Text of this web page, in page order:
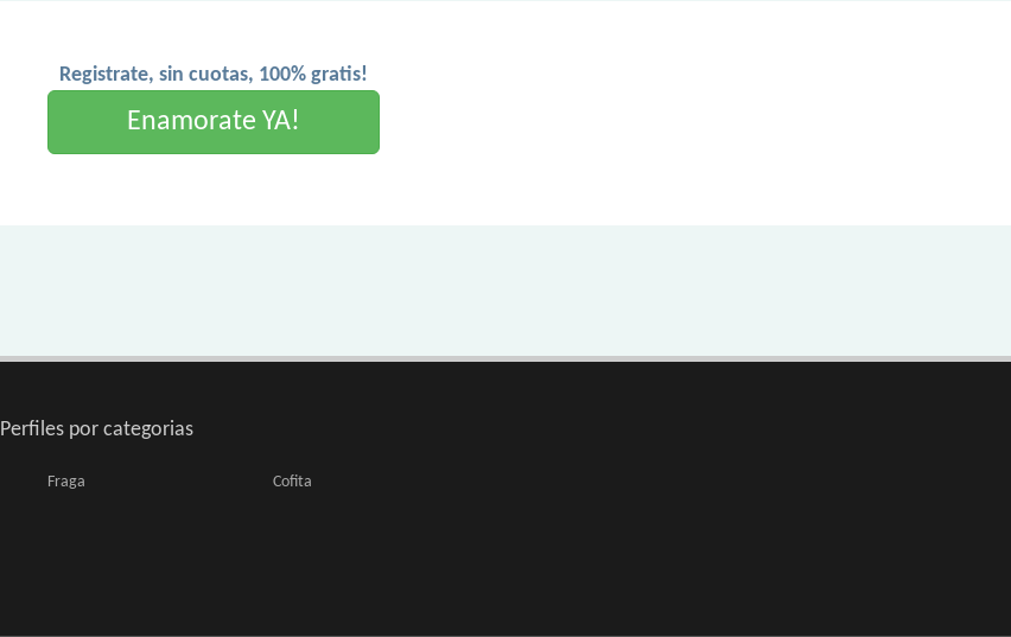
Registrate, sin cuotas, 100% gratis!
Enamorate YA!
Perfiles por categorias
Fraga Cofita